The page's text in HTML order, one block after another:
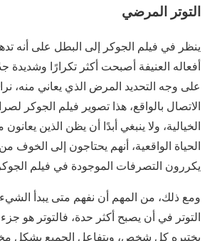
التوتر المرضي
ينظر في فيلم الجوكر إلى البطل على أنه
أفعاله العنيفة أصبحت أكثر تكرارًا وشديدة
على وجه التحديد المرض الذي يعاني منه،
الاتصال بالواقع، هذا تصوير فيلم الجوكر
الخيالية، ولا ينبغي أبدًا أن يظن الذين
الحياة الواقعية، أنهم يحتاجون إلى الخوف
يكررون التصرفات الموجودة في فيلم
ومع ذلك، من المهم أن نفهم متى يبدأ الشيء
التوتر في أن يصبح أكثر حدة، فالتوتر هو
يختبره كل شخص، ويتفاعل الجميع بشكل